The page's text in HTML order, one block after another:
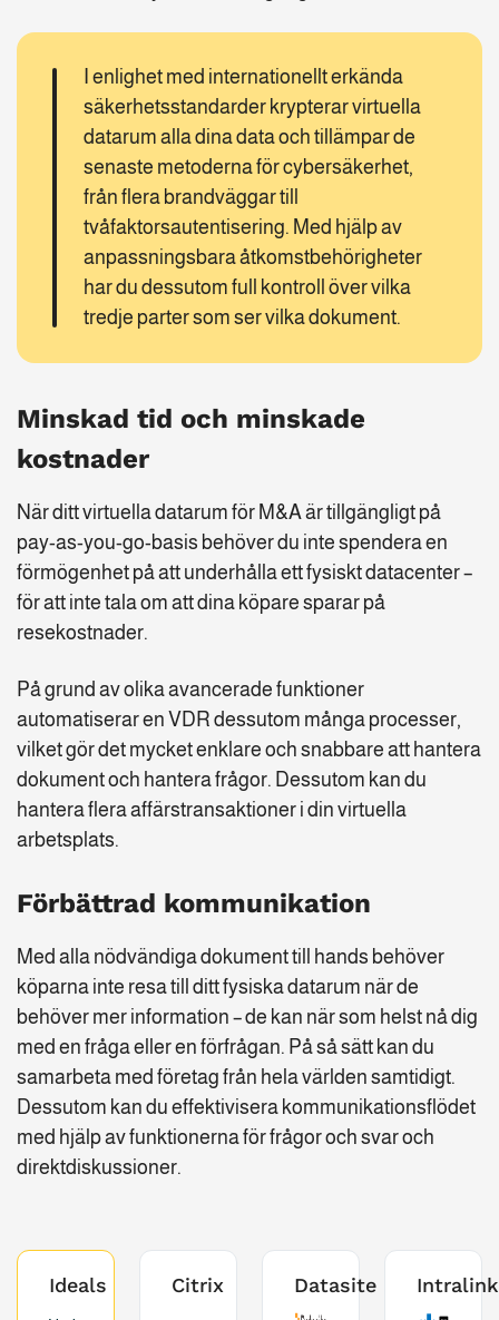
I enlighet med internationellt erkända
säkerhetsstandarder krypterar virtuella
datarum alla dina data och tillämpar de
senaste metoderna för cybersäkerhet,
från flera brandväggar till
tvåfaktorsautentisering. Med hjälp av
anpassningsbara åtkomstbehörigheter
har du dessutom full kontroll över vilka
tredje parter som ser vilka dokument.
Minskad tid och minskade
kostnader
När ditt virtuella datarum för M&A är tillgängligt på
pay-as-you-go-basis behöver du inte spendera en
förmögenhet på att underhålla ett fysiskt datacenter –
för att inte tala om att dina köpare sparar på
resekostnader.
På grund av olika avancerade funktioner
automatiserar en VDR dessutom många processer,
vilket gör det mycket enklare och snabbare att hantera
dokument och hantera frågor. Dessutom kan du
hantera flera affärstransaktioner i din virtuella
arbetsplats.
Förbättrad kommunikation
Med alla nödvändiga dokument till hands behöver
köparna inte resa till ditt fysiska datarum när de
behöver mer information – de kan när som helst nå dig
med en fråga eller en förfrågan. På så sätt kan du
samarbeta med företag från hela världen samtidigt.
Dessutom kan du effektivisera kommunikationsflödet
med hjälp av funktionerna för frågor och svar och
direktdiskussioner.
Ideals Citrix Datasite